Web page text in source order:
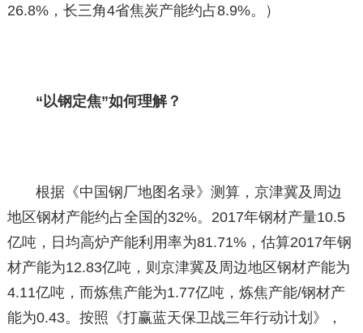
26.8%，长三角4省焦炭产能约占8.9%。）
“以钢定焦”如何理解？
根据《中国钢厂地图名录》测算，京津冀及周边
地区钢材产能约占全国的32%。2017年钢材产量10.5
亿吨，日均高炉产能利用率为81.71%，估算2017年钢
材产能为12.83亿吨，则京津冀及周边地区钢材产能为
4.11亿吨，而炼焦产能为1.77亿吨，炼焦产能/钢材产
能为0.43。按照《打赢蓝天保卫战三年行动计划》，